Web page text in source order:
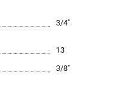
3/4"
13
3/8"